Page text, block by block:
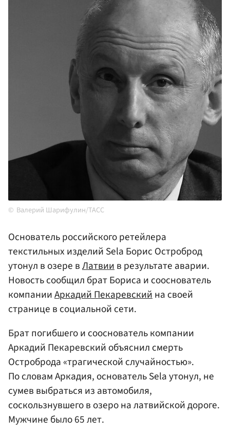
Валерий Шарифулин/ТАСС
Основатель российского ретейлера
текстильных изделий Sela Борис Остроброд
утонул в озере вЛатвиив результате аварии.
Новость сообщил брат Бориса и сооснователь
компанииАркадий Пекаревскийна своей
странице в социальной сети.
Брат погибшего и сооснователь компании
Аркадий Пекаревский объяснил смерть
Остроброда «трагической случайностью».
По словам Аркадия, основатель Sela утонул, не
сумев выбраться из автомобиля,
соскользнувшего в озеро на латвийской дороге.
Мужчине было 65 лет.